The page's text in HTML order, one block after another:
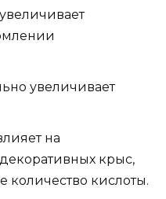
увеличивает
на
крыс,
количество кислоты.